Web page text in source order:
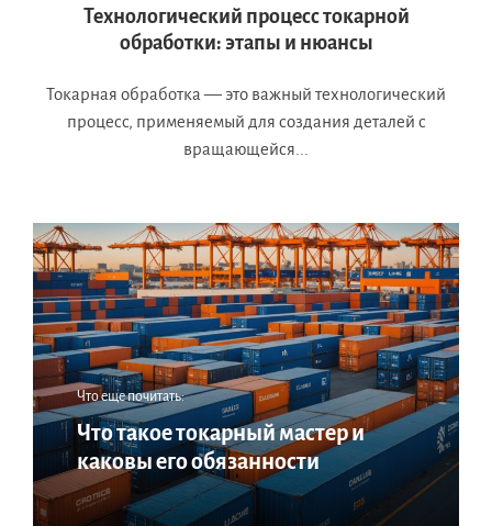
Технологический процесс токарной
обработки: этапы и нюансы
Токарная обработка — это важный технологический
процесс, применяемый для создания деталей с
вращающейся...
Что еще почитать:
Что такое токарный мастер и
каковы его обязанности